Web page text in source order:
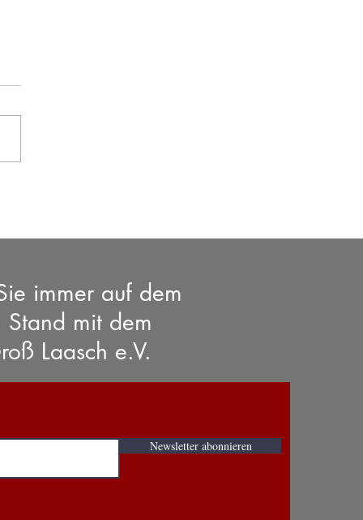
immer auf dem
Stand mit dem
Laasch e.V.
Newsletter abonnieren